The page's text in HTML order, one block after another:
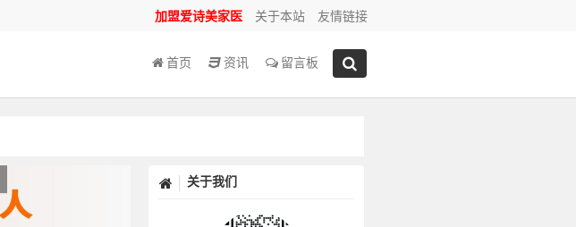
加盟爱诗美家医 关于本站 友情链接
首页 资讯 留言板
关于我们